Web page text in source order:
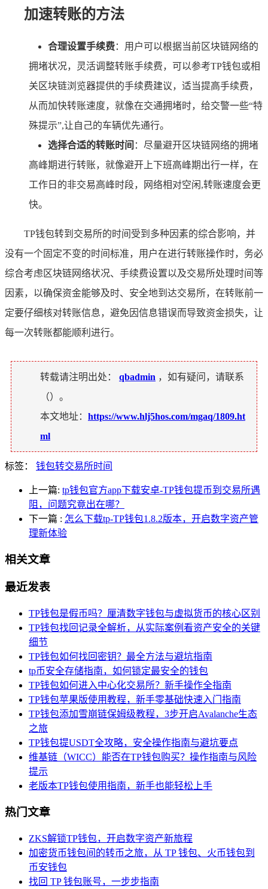
加速转账的方法
合理设置手续费：用户可以根据当前区块链网络的
拥堵状况，灵活调整转账手续费，可以参考TP钱包或相
关区块链浏览器提供的手续费建议，适当提高手续费，
从而加快转账速度，就像在交通拥堵时，给交警一些“特
殊提示”,让自己的车辆优先通行。
选择合适的转账时间 ：尽量避开区块链网络的拥堵
高峰期进行转账，就像避开上下班高峰期出行一样，在
工作日的非交易高峰时段，网络相对空闲,转账速度会更
快。
TP钱包转到交易所的时间受到多种因素的综合影响，并
没有一个固定不变的时间标准，用户在进行转账操作时，务必
综合考虑区块链网络状况、手续费设置以及交易所处理时间等
因素，以确保资金能够及时、安全地到达交易所，在转账前一
定要仔细核对转账信息，避免因信息错误而导致资金损失，让
每一次转账都能顺利进行。
转载请注明出处： qbadmin ，如有疑问，请联系
（）。
本文地址： https://www.hlj5hos.com/mgaq/1809.ht
ml
标签： 钱包转交易所时间
上一篇: tp钱包官方app下载安卓-TP钱包提币到交易所遇
阻，问题究竟出在哪？
下一篇 : 怎么下载tp-TP钱包1.8.2版本，开启数字资产管
理新体验
相关文章
最近发表
TP钱包是假币吗？厘清数字钱包与虚拟货币的核心区别
TP钱包找回记录全解析，从实际案例看资产安全的关键
细节
TP钱包如何找回密钥？最全方法与避坑指南
tp币安全存储指南，如何锁定最安全的钱包
TP钱包如何进入中心化交易所？新手操作全指南
TP钱包苹果版使用教程，新手零基础快速入门指南
TP钱包添加雪崩链保姆级教程，3步开启Avalanche生态
之旅
TP钱包提USDT全攻略，安全操作指南与避坑要点
维基链（WICC）能否在TP钱包购买？操作指南与风险
提示
老版本TP钱包使用指南，新手也能轻松上手
热门文章
ZKS解锁TP钱包，开启数字资产新旅程
加密货币钱包间的转币之旅，从 TP 钱包、火币钱包到
币安钱包
找回 TP 钱包账号，一步步指南